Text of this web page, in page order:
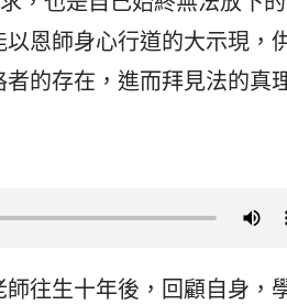
恩師身心行道的大示現，
的存在，進而拜見法的真
往生十年後，回顧自身，